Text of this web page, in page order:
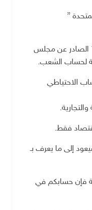
”
مبينة ان تأسس الحساب المخصص لإيداع الإيرادات النفطية للعراق كان في 2003، بموجب القرار 1483 الصادر عن مجلس
لحساب الشعب.
الاحتياطي
فقط.
إلى ما يعرف بـ
فإن حسابكم في